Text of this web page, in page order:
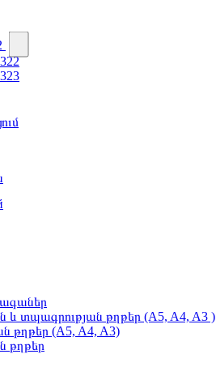
և տպագրության թղթեր (A5, A4, A3 )
թղթեր (A5, A4, A3)
թղթեր